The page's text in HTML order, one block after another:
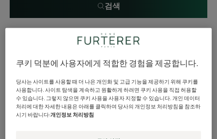
검색
비옥한 땅에서 식물이 잘 자라듯, 아름
다운 모발은 건강한 두피에서 시작됩니
다. 두피 케어(헤드 스파), 샴푸, 트리트
쿠키 덕분에 사용자에게 적합한 경험을 제공합니다.
당사는 사이트를 사용할 때 더 나은 개인화 및 고급 기능을 제공하기 위해 쿠키를
사용합니다. 사이트 탐색을 계속하고 원활하게 하려면 쿠키 사용을 직접 허용할
수 있습니다. 그렇지 않으면 쿠키 사용을 사용자 지정할 수 있습니다. 개인 데이터
처리에 대한 자세한 내용은 아래를 클릭하여 당사의 개인정보 처리방침을 참조하
시기 바랍니다:개인정보 처리방침